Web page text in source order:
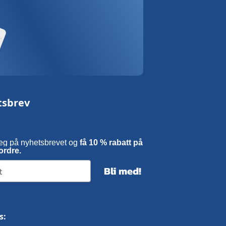
på nyhetsbrevet og få 10 % rabatt på
Bli med!